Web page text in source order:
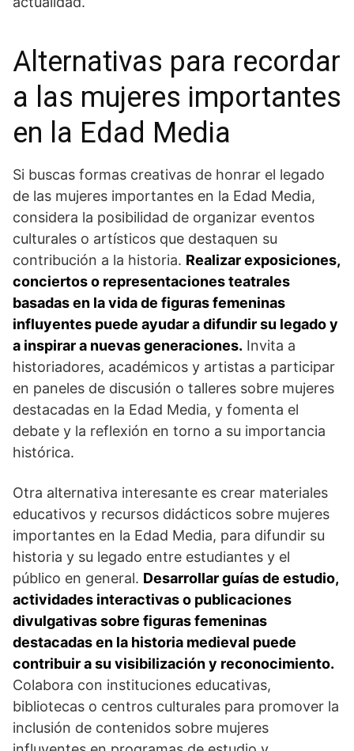
Alternativas para recordar
‌a las mujeres importantes
‌en ⁤la Edad Media
Si ⁣buscas formas creativas de honrar ‍el legado
de las mujeres importantes en la Edad Media,
considera la posibilidad de organizar eventos
culturales o artísticos‍ que destaquen su
contribución a la historia. Realizar exposiciones,
conciertos o representaciones​ teatrales
basadas en‍ la vida de figuras⁣ femeninas
influyentes puede ayudar a ‌difundir su legado y
a inspirar a​ nuevas generaciones. Invita a
historiadores, académicos y artistas a participar
en paneles de⁤ discusión o talleres sobre mujeres​
destacadas en la Edad Media, y fomenta el
debate y la reflexión en torno a su importancia
histórica.
Otra alternativa interesante es crear materiales
educativos⁣ y recursos didácticos sobre mujeres
importantes‌ en la Edad Media,⁢ para difundir su
historia‌ y su legado entre estudiantes y el
público en general. Desarrollar guías de estudio,
actividades⁣ interactivas o publicaciones​
divulgativas sobre figuras femeninas
destacadas en la⁤ historia medieval puede
contribuir a su visibilización y reconocimiento.
Colabora ‍con instituciones‌ educativas,
bibliotecas o centros culturales para promover la
⁢inclusión de contenidos sobre mujeres